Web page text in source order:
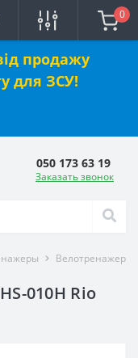
продажу
для ЗСУ!
0
050 173 63 19
Заказать звонок
Велотренажеры
010H Rio